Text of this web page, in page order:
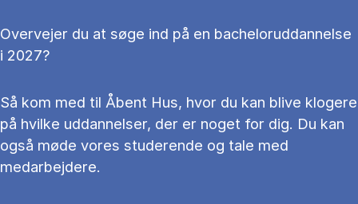
Overvejer du at søge ind på en bacheloruddannelse
i 2027?
Så kom med til Åbent Hus, hvor du kan blive klogere
på hvilke uddannelser, der er noget for dig. Du kan
også møde vores studerende og tale med
medarbejdere.